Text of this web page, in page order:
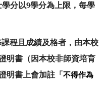
分以9學分為上限，每學
程且成績及格者，由本校
明書（ 因本校非師資培育
明書上會加註「 不得作為